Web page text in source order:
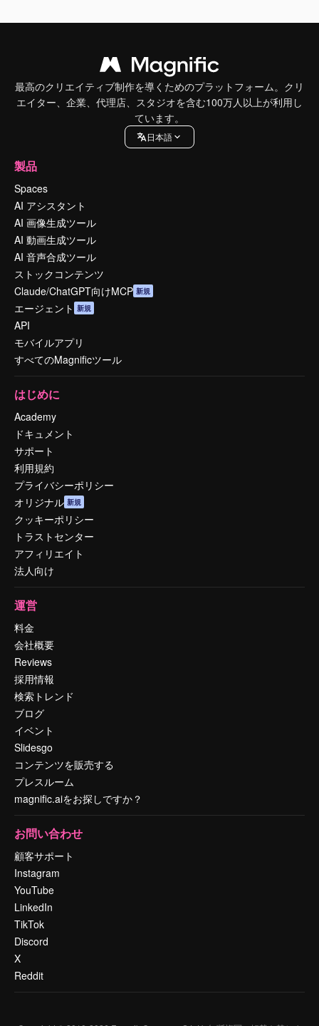
最高のクリエイティブ制作を導くためのプラットフォーム。クリ
エイター、企業、代理店、スタジオを含む100万人以上が利用し
ています。
日本語
製品
Spaces
AI アシスタント
AI 画像生成ツール
AI 動画生成ツール
AI 音声合成ツール
ストックコンテンツ
Claude/ChatGPT向けMCP 新規
エージェント 新規
API
モバイルアプリ
すべてのMagnificツール
はじめに
Academy
ドキュメント
サポート
利用規約
プライバシーポリシー
オリジナル 新規
クッキーポリシー
トラストセンター
アフィリエイト
法人向け
運営
料金
会社概要
Reviews
採用情報
検索トレンド
ブログ
イベント
Slidesgo
コンテンツを販売する
プレスルーム
magnific.aiをお探しですか？
お問い合わせ
顧客サポート
Instagram
YouTube
LinkedIn
TikTok
Discord
X
Reddit